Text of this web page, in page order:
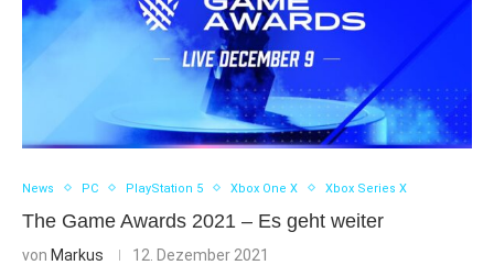
News PC PlayStation 5 Xbox One X Xbox Series X
The Game Awards 2021 – Es geht weiter
von Markus 12. Dezember 2021